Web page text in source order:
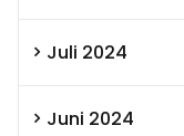
Juli 2024
Juni 2024